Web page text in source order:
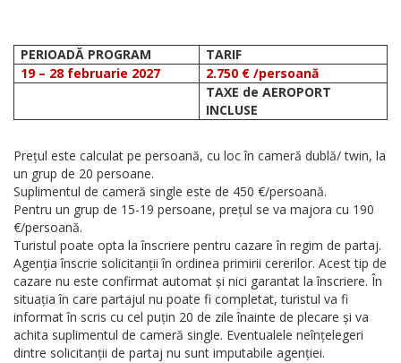
PERIOADĂ PROGRAM
TARIF
19 – 28 februarie 2027
2.750 € /persoană
TAXE de AEROPORT
INCLUSE
Prețul este calculat pe persoană, cu loc în cameră dublă/ twin, la
un grup de 20 persoane.
Suplimentul de cameră single este de 450 €/persoană.
Pentru un grup de 15-19 persoane, prețul se va majora cu 190
€/persoană.
Turistul poate opta la înscriere pentru cazare în regim de partaj.
Agenția înscrie solicitanții în ordinea primirii cererilor. Acest tip de
cazare nu este confirmat automat și nici garantat la înscriere. În
situația în care partajul nu poate fi completat, turistul va fi
informat în scris cu cel puțin 20 de zile înainte de plecare și va
achita suplimentul de cameră single. Eventualele neînțelegeri
dintre solicitanții de partaj nu sunt imputabile agenției.